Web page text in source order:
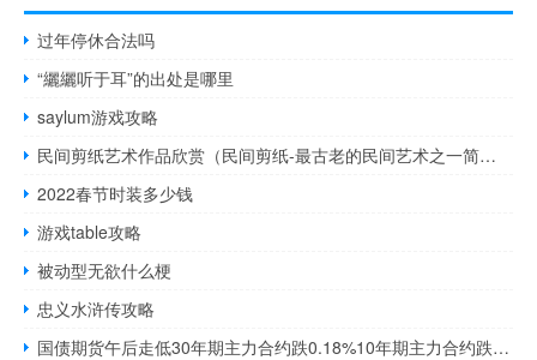
过年停休合法吗
“纚纚听于耳”的出处是哪里
saylum游戏攻略
民间剪纸艺术作品欣赏（民间剪纸-最古老的民间艺术之一简介）
2022春节时装多少钱
游戏table攻略
被动型无欲什么梗
忠义水浒传攻略
国债期货午后走低30年期主力合约跌0.18%10年期主力合约跌0.12%5年期主力合约跌0.11%2年期主力合约跌0.01%